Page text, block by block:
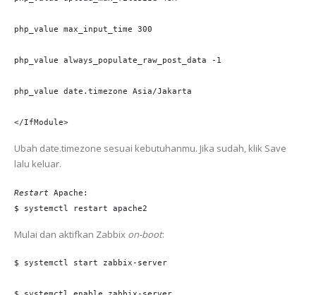
php_value max_input_time 300
php_value always_populate_raw_post_data -1
php_value date.timezone Asia/Jakarta
</IfModule>
Ubah date.timezone sesuai kebutuhanmu. Jika sudah, klik Save
lalu keluar.
Restart Apache:
$ systemctl restart apache2
Mulai dan aktifkan Zabbix on-boot:
$ systemctl start zabbix-server